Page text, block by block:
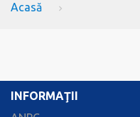
Acasă
INFORMAŢII